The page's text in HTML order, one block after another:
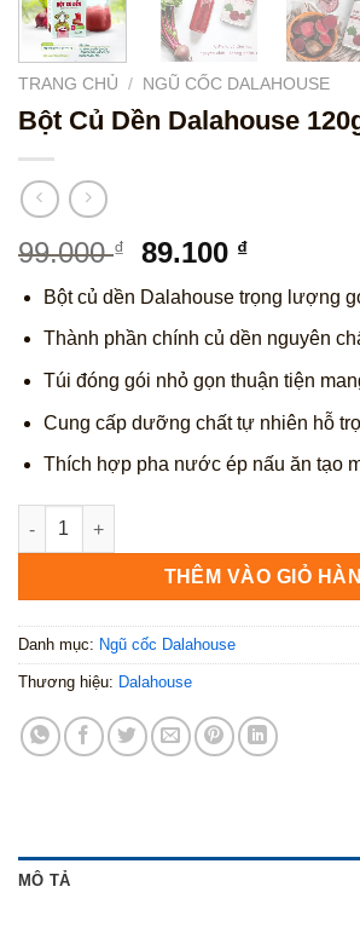
TRANG CHỦ / NGŨ CỐC DALAHOUSE
Bột Củ Dền Dalahouse
99.000₫
Giá
là:
99.000 ₫.
89.100 ₫Giá
tại
là:
89.100 ₫.
Bột củ dền Dalahouse trọng lượng
Thành phần chính củ dền nguyên
Túi đóng gói nhỏ gọn thuận tiện
Cung cấp dưỡng chất tự nhiên hỗ
Thích hợp pha nước ép nấu ăn tạo
Bột Củ Dền Dalahouse 120g số lượng
THÊM VÀO GIỎ
Danh mục: Ngũ cốc Dalahouse
Thương hiệu: Dalahouse
MÔ TẢ